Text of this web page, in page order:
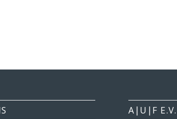
A|U|F E.V.